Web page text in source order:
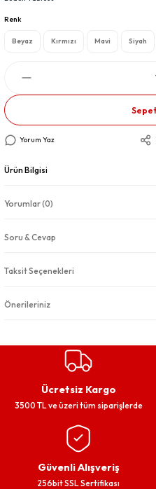
Renk
Beyaz Kırmızı Mavi Siyah
Yorum Yaz
Ürün Bilgisi
Yorumlar (0)
Soru & Cevap
Taksit Seçenekleri
Önerileriniz
Ücretsiz Kargo
3500 TL ve üzeri tüm siparişlerde
Güvenli Alışveriş
256bit SSL Sertifikası